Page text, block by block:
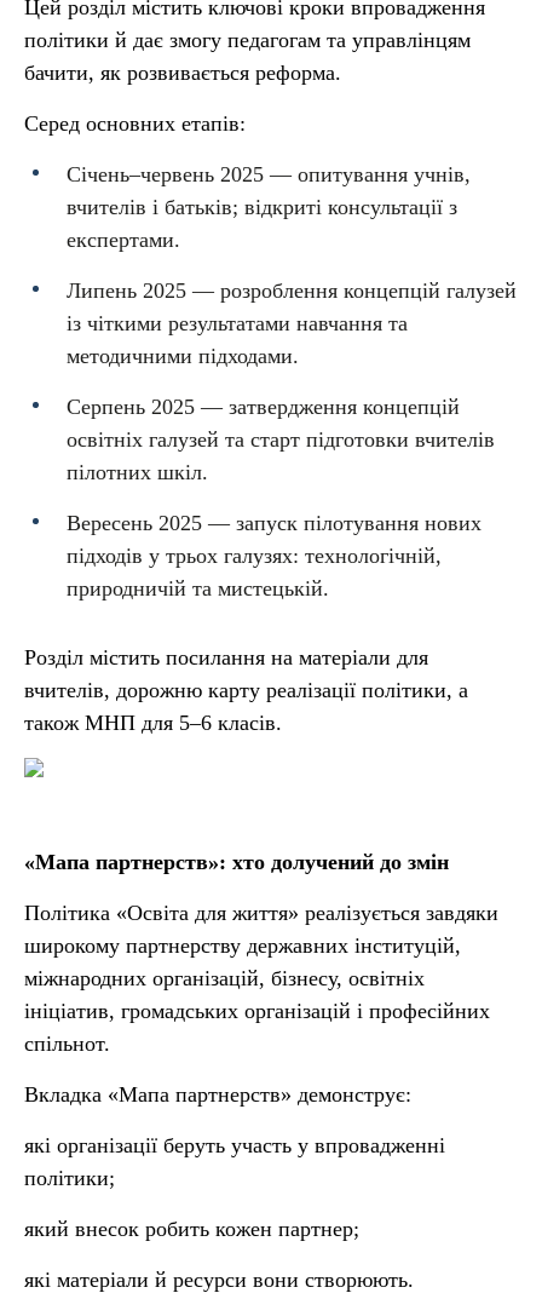
Цей розділ містить ключові кроки впровадження
політики й дає змогу педагогам та управлінцям
бачити, як розвивається реформа.
Серед основних етапів:
Січень–червень 2025 — опитування учнів,
вчителів і батьків; відкриті консультації з
експертами.
Липень 2025 — розроблення концепцій галузей
із чіткими результатами навчання та
методичними підходами.
Серпень 2025 — затвердження концепцій
освітніх галузей та старт підготовки вчителів
пілотних шкіл.
Вересень 2025 — запуск пілотування нових
підходів у трьох галузях: технологічній,
природничій та мистецькій.
Розділ містить посилання на матеріали для
вчителів, дорожню карту реалізації політики, а
також МНП для 5–6 класів.
«Мапа партнерств»: хто долучений до змін
Політика «Освіта для життя» реалізується завдяки
широкому партнерству державних інституцій,
міжнародних організацій, бізнесу, освітніх
ініціатив, громадських організацій і професійних
спільнот.
Вкладка «Мапа партнерств» демонструє:
які організації беруть участь у впровадженні
політики;
який внесок робить кожен партнер;
які матеріали й ресурси вони створюють.